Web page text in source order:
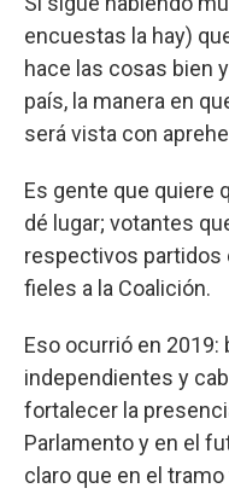
encuestas la hay)
hace las cosas bien
país, la manera en
será vista con
Es gente que quiere
dé lugar; votantes
respectivos partidos
fieles a la Coalición.
Eso ocurrió en 2019:
independientes y
fortalecer la
Parlamento y en el
claro que en el